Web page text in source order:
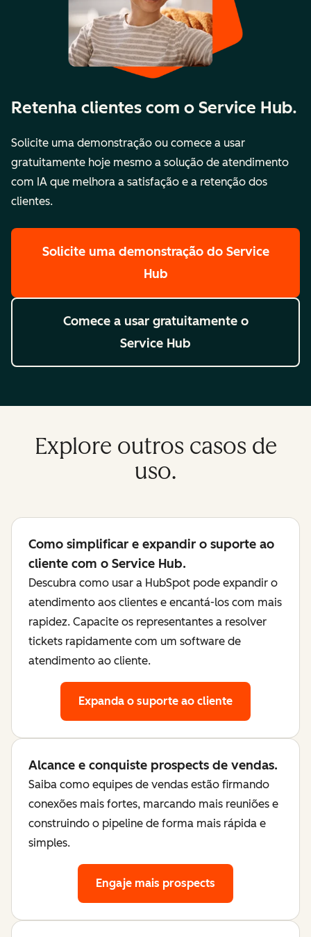
Retenha clientes com o Service Hub.
Solicite uma demonstração ou comece a usar
gratuitamente hoje mesmo a solução de atendimento
com IA que melhora a satisfação e a retenção dos
clientes.
Solicite uma demonstração do Service
Hub
Comece a usar gratuitamente o
Service Hub
Explore outros casos de
uso.
Como simplificar e expandir o suporte ao
cliente com o Service Hub.
Descubra como usar a HubSpot pode expandir o
atendimento aos clientes e encantá-los com mais
rapidez. Capacite os representantes a resolver
tickets rapidamente com um software de
atendimento ao cliente.
Expanda o suporte ao cliente
Alcance e conquiste prospects de vendas.
Saiba como equipes de vendas estão firmando
conexões mais fortes, marcando mais reuniões e
construindo o pipeline de forma mais rápida e
simples.
Engaje mais prospects